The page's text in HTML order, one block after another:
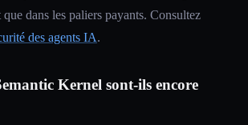
dans les paliers payants. Consultez
des agents IA.
Kernel sont-ils encore